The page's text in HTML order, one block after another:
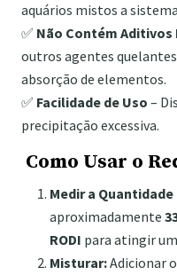
aquários mistos a
✅ Não Contém Aditivos
outros agentes
absorção de elementos.
✅ Facilidade de Uso –
precipitação excessiva.
Como Usar o
Medir a
aproximadamente
RODI para atingir
Misturar:Adicionar